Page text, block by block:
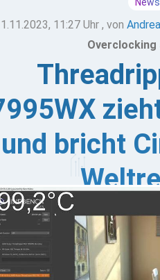
11:27 Uhr , von
Overclocking
und bricht
Tag nach nach
7000
Seit über einem
und nun haben die